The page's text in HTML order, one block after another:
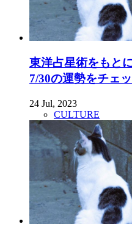
東洋占星術をもと
7/30の運勢をチェッ
24 Jul, 2023
CULTURE